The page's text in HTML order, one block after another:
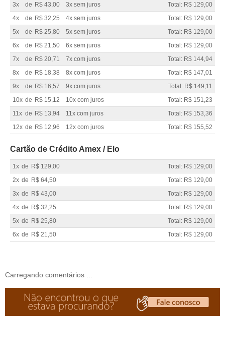
3x
de R$ 43,00 3x sem juros
Total: R$ 129,00
4x
de R$ 32,25 4x sem juros
Total: R$ 129,00
5x
de R$ 25,80 5x sem juros
Total: R$ 129,00
6x
de R$ 21,50 6x sem juros
Total: R$ 129,00
7x
de R$ 20,71 7x com juros
Total: R$ 144,94
8x
de R$ 18,38 8x com juros
Total: R$ 147,01
9x
de R$ 16,57 9x com juros
Total: R$ 149,11
10x de R$ 15,12 10x com juros
Total: R$ 151,23
11x de R$ 13,94 11x com juros
Total: R$ 153,36
12x de R$ 12,96 12x com juros Total: R$ 155,52
Cartão de Crédito Amex / Elo
1x de R$ 129,00
Total: R$ 129,00
2x de R$ 64,50
Total: R$ 129,00
3x de R$ 43,00
Total: R$ 129,00
4x de R$ 32,25
Total: R$ 129,00
5x de R$ 25,80
Total: R$ 129,00
6x de R$ 21,50 Total: R$ 129,00
Carregando comentários ...